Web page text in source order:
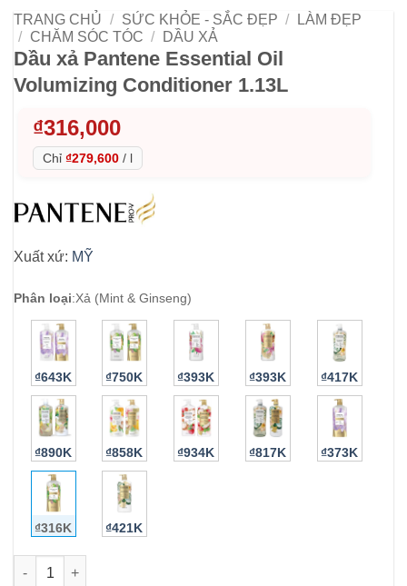
TRANG CHỦ / SỨC KHỎE - SẮC ĐẸP /
LÀM ĐẸP
/
CHĂM SÓC TÓC / DẦU XẢ
Dầu xả Pantene Essential Oil
Volumizing Conditioner 1.13L
₫316,000
Chỉ ₫279,600 / l
Xuất xứ: MỸ
Phân loại:Xả (Mint & Ginseng)
₫643K ₫750K ₫393K ₫393K ₫417K
₫890K ₫858K ₫934K ₫817K ₫373K
₫316K ₫421K
Dầu xả Pantene Essential Oil Volumizing Conditioner 1.13L số